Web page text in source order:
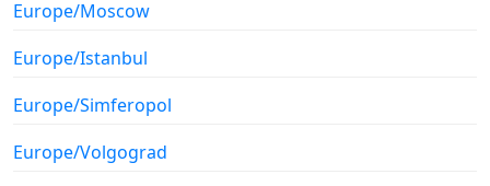
Europe/Moscow
Europe/Istanbul
Europe/Simferopol
Europe/Volgograd